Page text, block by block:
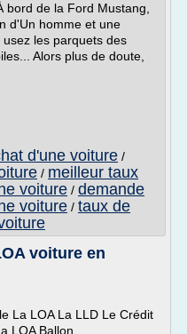
de la Ford Mustang,
d'Un homme et une
les parquets des
Alors plus de doute,
d'une voiture /
/ meilleur taux
voiture / demande
voiture / taux de
voiture en
La LOA La LLD Le Crédit
LOA Ballon